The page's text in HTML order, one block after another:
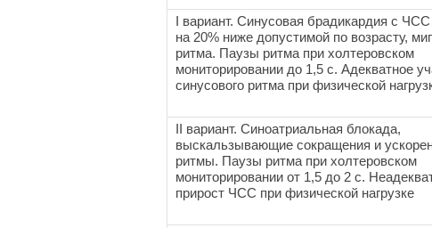
I вариант. Синусовая брадикардия с
на 20% ниже допустимой по возрасту,
ритма. Паузы ритма при холтеровском
мониторировании до 1,5 с. Адекватное
синусового ритма при физической
II вариант. Синоатриальная блокада,
выскальзывающие сокращения и
ритмы. Паузы ритма при холтеровском
мониторировании от 1,5 до 2 с.
прирост ЧСС при физической нагрузке